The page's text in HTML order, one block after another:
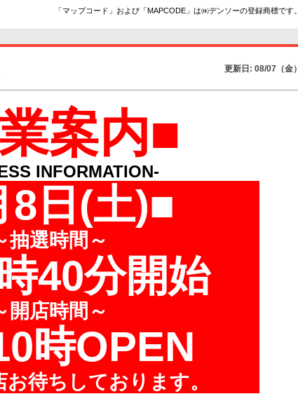
「マップコード」および「MAPCODE」は㈱デンソーの登録商標です。
更新日: 08/07（金）
案内■
INFORMATION-
8 日(土)■
抽選時間～
40分開始
開店時間～
時OPEN
待ちしております。